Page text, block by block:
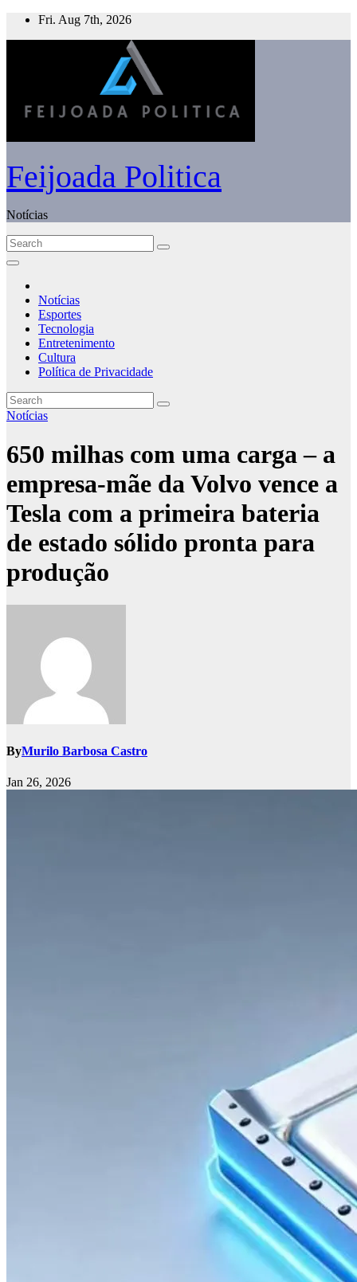
Skip
Fri. Aug 7th, 2026
Feijoada Politica
Notícias
Notícias
Esportes
Tecnologia
Entretenimento
Cultura
Política de Privacidade
Notícias
650 milhas com uma carga – a
empresa-mãe da Volvo vence a
Tesla com a primeira bateria
de estado sólido pronta para
produção
ByMurilo Barbosa Castro
Jan 26, 2026